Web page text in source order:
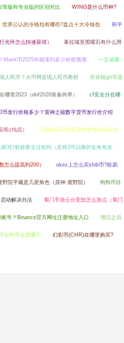
简版和专业版的区别对比 WING是什么币种?
世界公认的冷钱包有哪些?盘点十大冷钱包 和平
光环怎么快速获得） 泰拉瑞亚黑曜石有什么用
Mask币2025年能涨到多少价格预测 一文读懂
人民币？火币网提现人民币教程 区块链grt币是
哪里2023（dnf2020装备跨界） cf安全分在哪
币发行价格多少？雷神之能数字货币发行价介绍
斯z纯晶） 问道法宝转世和不转世有什么区别
师3打桩能看全过程吗（巫师3可以睡的女角色攻
么提高到200） okex上怎么买shib币?欧易
野院平藏是几星角色（原神 鹿野院） 狗狗币目
动解决办法 蜀门手游云台竞技怎么加点（蜀门
号？Binance官方网址注册地址入口 明日之后
合约平台是哪个 幻彩币(CHR)在哪里购买?